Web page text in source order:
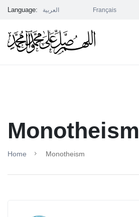
Language: العربية Français
Monotheism
Home Monotheism